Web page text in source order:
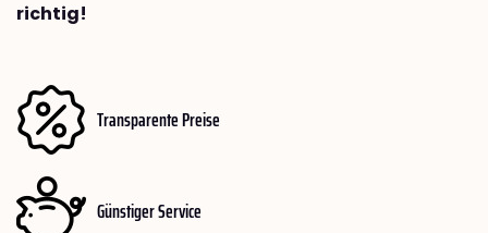
richtig!
Transparente Preise
Günstiger Service